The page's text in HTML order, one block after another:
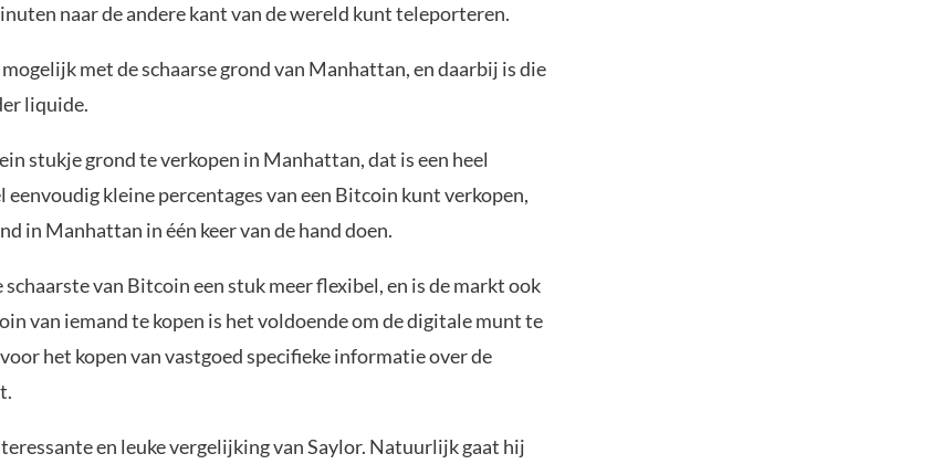
naar de andere kant van de wereld kunt teleporteren.
met de schaarse grond van Manhattan, en daarbij is die
liquide.
stukje grond te verkopen in Manhattan, dat is een heel
eenvoudig kleine percentages van een Bitcoin kunt verkopen,
in Manhattan in één keer van de hand doen.
van Bitcoin een stuk meer flexibel, en is de markt ook
van iemand te kopen is het voldoende om de digitale munt te
het kopen van vastgoed specifieke informatie over de
en leuke vergelijking van Saylor. Natuurlijk gaat hij